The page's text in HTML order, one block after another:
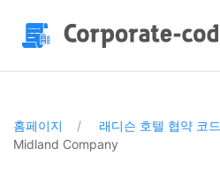
홈페이지 래디슨 호텔 협약 코드
Midland Company